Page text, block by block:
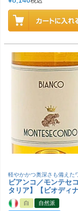
軽やかかつ奥深さも備えた
ビアンコ／モンテセ
タリア】【ビオディナ
白
自然派